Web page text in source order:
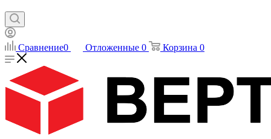
Сравнение0 Отложенные 0 Корзина 0